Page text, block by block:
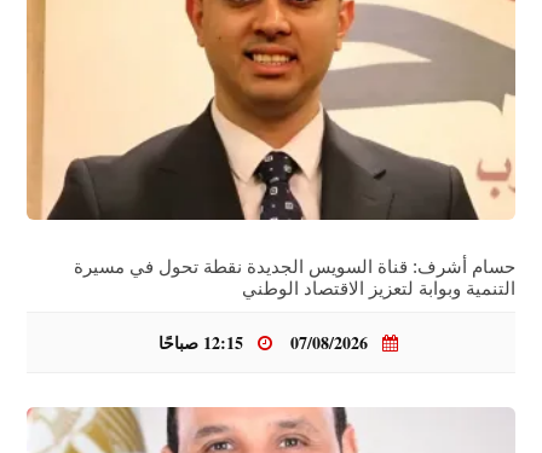
حسام أشرف: قناة السويس الجديدة نقطة تحول في مسيرة
التنمية وبوابة لتعزيز الاقتصاد الوطني